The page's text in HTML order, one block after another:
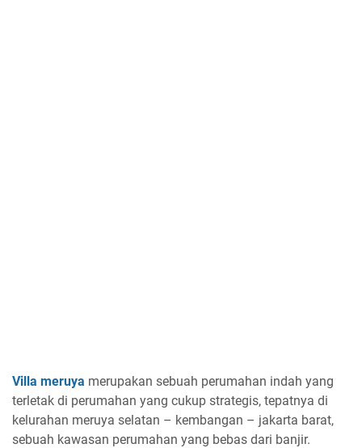
Villa meruya merupakan sebuah perumahan indah yang
terletak di perumahan yang cukup strategis, tepatnya di
kelurahan meruya selatan – kembangan – jakarta barat,
sebuah kawasan perumahan yang bebas dari banjir.